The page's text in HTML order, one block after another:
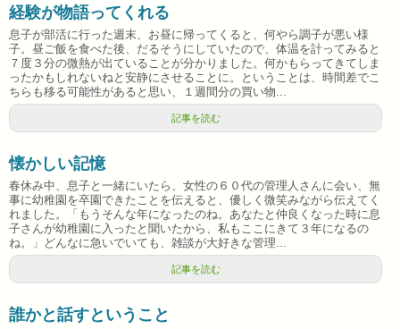
経験が物語ってくれる
息子が部活に行った週末、お昼に帰ってくると、何やら調子が悪い様
子。昼ご飯を食べた後、だるそうにしていたので、体温を計ってみると
７度３分の微熱が出ていることが分かりました。何かもらってきてしま
ったかもしれないねと安静にさせることに。ということは、時間差でこ
ちらも移る可能性があると思い、１週間分の買い物...
記事を読む
懐かしい記憶
春休み中、息子と一緒にいたら、女性の６０代の管理人さんに会い、無
事に幼稚園を卒園できたことを伝えると、優しく微笑みながら伝えてく
れました。「もうそんな年になったのね。あなたと仲良くなった時に息
子さんが幼稚園に入ったと聞いたから、私もここにきて３年になるの
ね。」どんなに急いでいても、雑談が大好きな管理...
記事を読む
誰かと話すということ